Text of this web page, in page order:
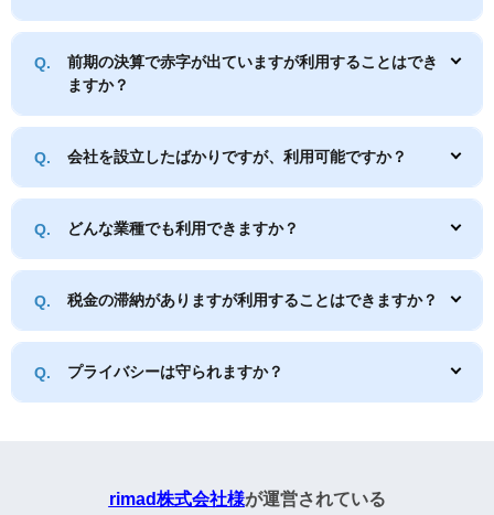
前期の決算で赤字が出ていますが利用することはでき
ますか？
会社を設立したばかりですが、利用可能ですか？
どんな業種でも利用できますか？
税金の滞納がありますが利用することはできますか？
プライバシーは守られますか？
rimad株式会社様が運営されている